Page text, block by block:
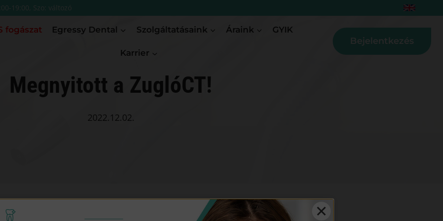
19:00, Szo: változó
fogászat Egressy Dental Szolgáltatásaink Áraink GYIK
Karrier
Bejelentkezés
Megnyitott a ZuglóCT!
2022.12.02.